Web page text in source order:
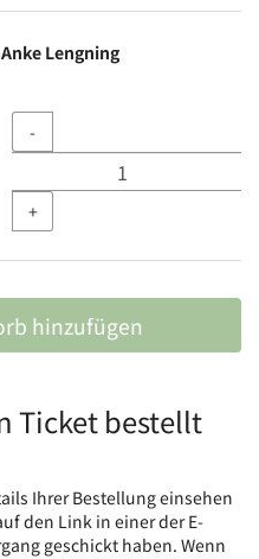
Lengning
Menge
-
+
hinzufügen
Ticket bestellt
Ihrer Bestellung einsehen
den Link in einer der E-
geschickt haben. Wenn